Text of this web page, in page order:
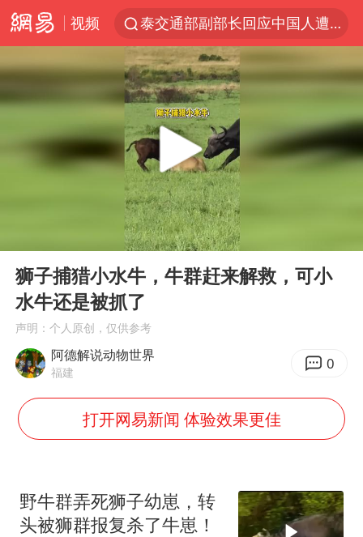
视频
泰交通部副部长回应中国人遭歧视手势
改名后的“青海拉面”店
段绚竞因公牺牲 年仅44岁
1岁宝宝碰坏纸巾盒 宝妈被索赔924元
女子开一天一夜空调后二氧化碳中毒
男子结婚8年3个女儿均非亲生
“空调24小时开着更省电”不实
“不建议大家买深色蛋糕”
台风白海豚逼近 暴雨大暴雨来袭
公司“上四休三”但要降薪1000元
OpenAI为免费用户升级GPT-5.6 Luna
“中国蔬菜之乡”最高温达41.8℃
如何把百年大党建设得更加坚强有力？
Play
狮子捕猎小水牛，牛群赶来解救，可小
水牛还是被抓了
声明：个人原创，仅供参考
阿德解说动物世界
福建 0
打开网易新闻 体验效果更佳
野牛群弄死狮子幼崽，转
头被狮群报复杀了牛崽！